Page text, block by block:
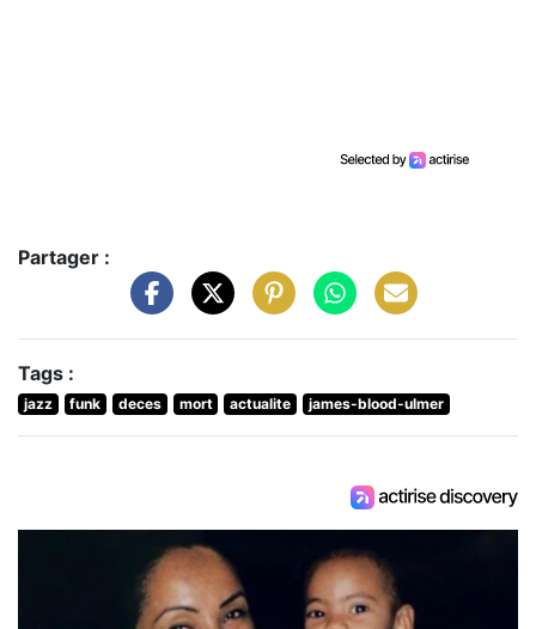
Partager :
Tags :
jazz funk deces mort actualite james-blood-ulmer